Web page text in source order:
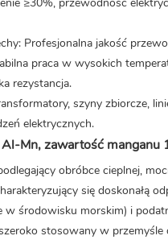
≥30%, przewodność
Profesjonalna jakość
praca w wysokich
rezystancja.
szyny zbiorcze,
elektrycznych.
Mn, zawartość manganu
obróbce cieplnej,
się doskonałą
w środowisku morskim) i
stosowany w